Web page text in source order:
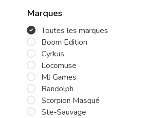
Marques
Toutes les marques
Boom Edition
Cyrkus
Locomuse
MJ Games
Randolph
Scorpion Masqué
Ste-Sauvage